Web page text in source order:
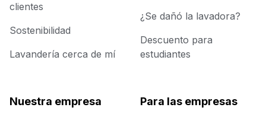
clientes
Sostenibilidad
Lavandería cerca de mí
¿Se dañó la lavadora?
Descuento para
estudiantes
Nuestra empresa Para las empresas